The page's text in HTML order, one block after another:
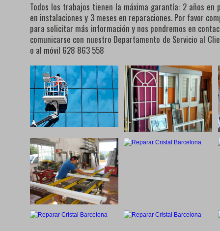
Todos los trabajos tienen la máxima garantía: 2 años en
en instalaciones y 3 meses en reparaciones. Por favor
para solicitar más información y nos pondremos en
comunicarse con nuestro Departamento de Servicio al
o al móvil 628 863 558